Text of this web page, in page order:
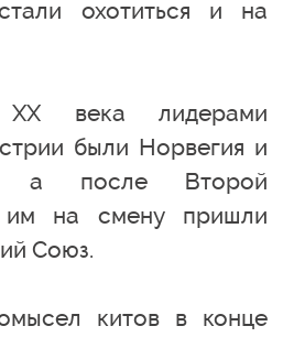
охотиться и на
века лидерами
были Норвегия и
а после Второй
на смену пришли
Союз.
китов в конце